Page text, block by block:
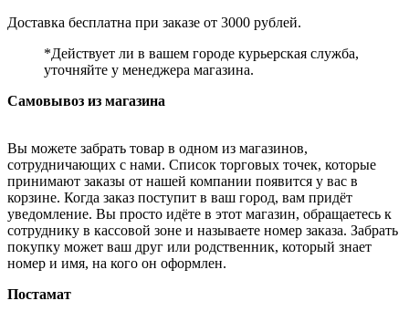
Доставка бесплатна при заказе от 3000 рублей.
*Действует ли в вашем городе курьерская служба,
уточняйте у менеджера магазина.
Самовывоз из магазина
Вы можете забрать товар в одном из магазинов,
сотрудничающих с нами. Список торговых точек, которые
принимают заказы от нашей компании появится у вас в
корзине. Когда заказ поступит в ваш город, вам придёт
уведомление. Вы просто идёте в этот магазин, обращаетесь к
сотруднику в кассовой зоне и называете номер заказа. Забрать
покупку может ваш друг или родственник, который знает
номер и имя, на кого он оформлен.
Постамат